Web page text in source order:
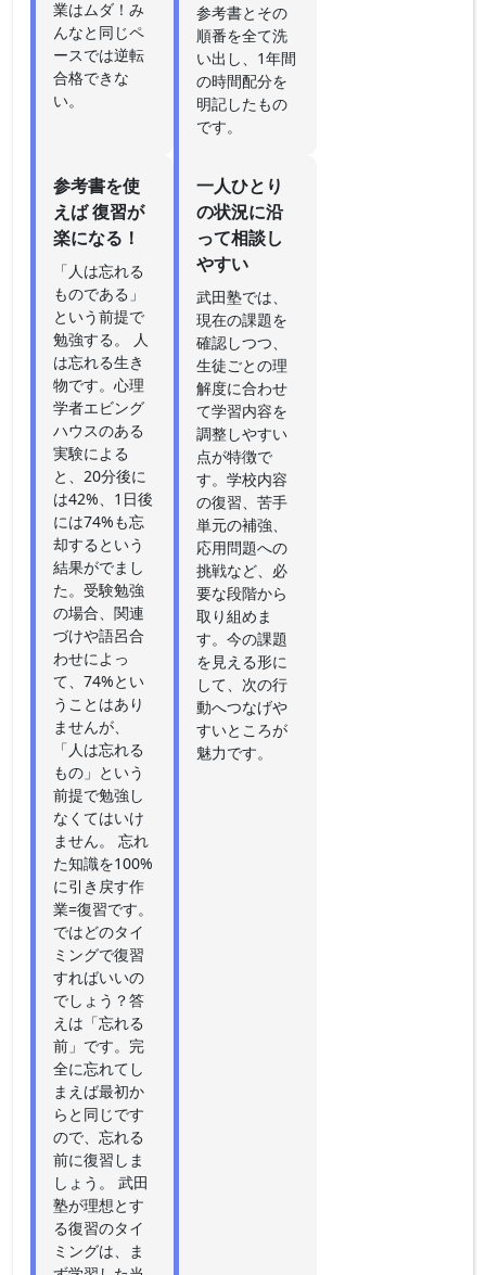
業はムダ！み
んなと同じペ
ースでは逆転
合格できな
い。
参考書とその
順番を全て洗
い出し、1年間
の時間配分を
明記したもの
です。
参考書を使
えば 復習が
楽になる！
「人は忘れる
ものである」
という前提で
勉強する。 人
は忘れる生き
物です。心理
学者エビング
ハウスのある
実験による
と、20分後に
は42%、1日後
には74%も忘
却するという
結果がでまし
た。受験勉強
の場合、関連
づけや語呂合
わせによっ
て、74%とい
うことはあり
ませんが、
「人は忘れる
もの」という
前提で勉強し
なくてはいけ
ません。 忘れ
た知識を100%
に引き戻す作
業=復習です。
ではどのタイ
ミングで復習
すればいいの
でしょう？答
えは「忘れる
前」です。完
全に忘れてし
まえば最初か
らと同じです
ので、忘れる
前に復習しま
しょう。 武田
塾が理想とす
る復習のタイ
ミングは、ま
一人ひとり
の状況に沿
って相談し
やすい
武田塾では、
現在の課題を
確認しつつ、
生徒ごとの理
解度に合わせ
て学習内容を
調整しやすい
点が特徴で
す。学校内容
の復習、苦手
単元の補強、
応用問題への
挑戦など、必
要な段階から
取り組めま
す。今の課題
を見える形に
して、次の行
動へつなげや
すいところが
魅力です。